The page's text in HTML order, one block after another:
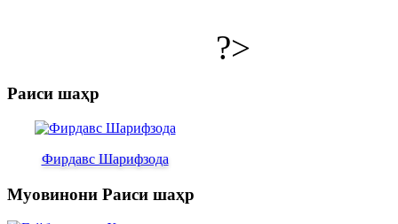
?>
Раиси шаҳр
Фирдавс Шарифзода
Муовинони Раиси шаҳр